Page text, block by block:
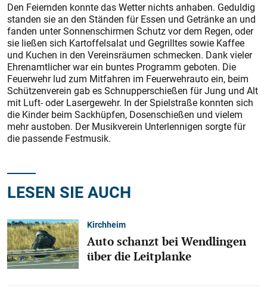
Den Feiernden konnte das Wetter nichts anhaben. Geduldig
standen sie an den Ständen für Essen und Getränke an und
fanden unter Sonnenschirmen Schutz vor dem Regen, oder
sie ließen sich Kartoffelsalat und Gegrilltes sowie Kaffee
und Kuchen in den Vereinsräumen schmecken. Dank vieler
Ehrenamtlicher war ein buntes Programm geboten. Die
Feuerwehr lud zum Mitfahren im Feuerwehrauto ein, beim
Schützenverein gab es Schnupperschießen für Jung und Alt
mit Luft- oder Lasergewehr. In der Spielstraße konnten sich
die Kinder beim Sackhüpfen, Dosenschießen und vielem
mehr austoben. Der Musikverein Unterlennigen sorgte für
die passende Festmusik.
LESEN SIE AUCH
Kirchheim
Auto schanzt bei Wendlingen
über die Leitplanke